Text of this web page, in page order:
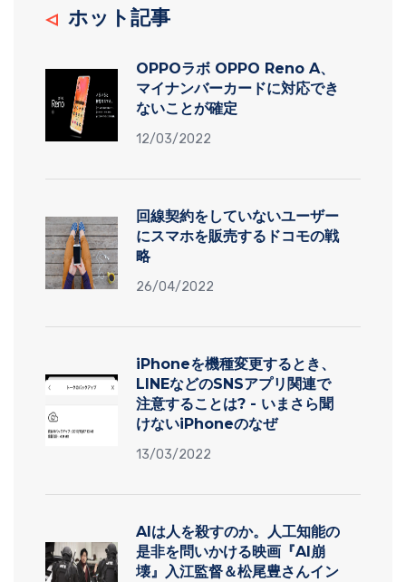
ホット記事
OPPOラボ OPPO Reno A、
マイナンバーカードに対応でき
ないことが確定
12/03/2022
回線契約をしていないユーザー
にスマホを販売するドコモの戦
略
26/04/2022
iPhoneを機種変更するとき、
LINEなどのSNSアプリ関連で
注意することは? - いまさら聞
けないiPhoneのなぜ
13/03/2022
AIは人を殺すのか。人工知能の
是非を問いかける映画『AI崩
壊』入江監督＆松尾豊さんイン